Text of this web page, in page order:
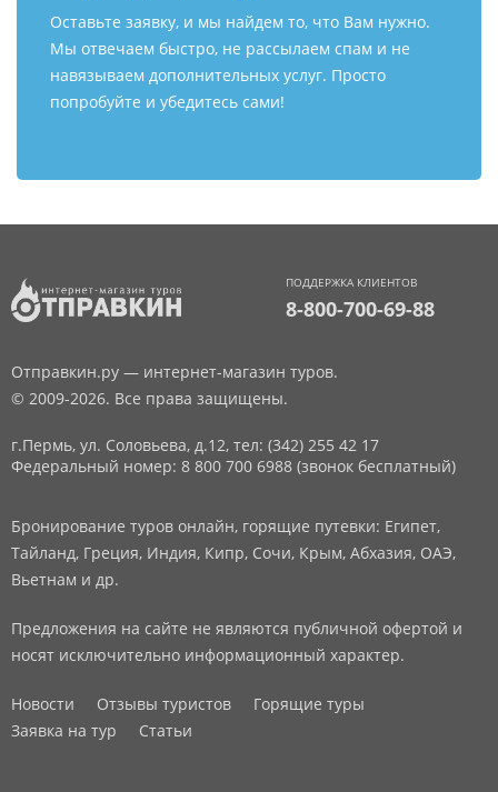
Оставьте заявку, и мы найдем то, что Вам нужно.
Мы отвечаем быстро, не рассылаем спам и не
навязываем дополнительных услуг. Просто
попробуйте и убедитесь сами!
ПОДДЕРЖКА КЛИЕНТОВ
8-800-700-69-88
Отправкин.ру — интернет-магазин туров.
© 2009-2026. Все права защищены.
г.Пермь, ул. Соловьева, д.12, тел: (342) 255 42 17
Федеральный номер: 8 800 700 6988 (звонок бесплатный)
Бронирование туров онлайн, горящие путевки: Египет,
Тайланд, Греция, Индия, Кипр, Сочи, Крым, Абхазия, ОАЭ,
Вьетнам и др.
Предложения на сайте не являются публичной офертой и
носят исключительно информационный характер.
Новости Отзывы туристов
Горящие туры
Заявка на тур
Статьи